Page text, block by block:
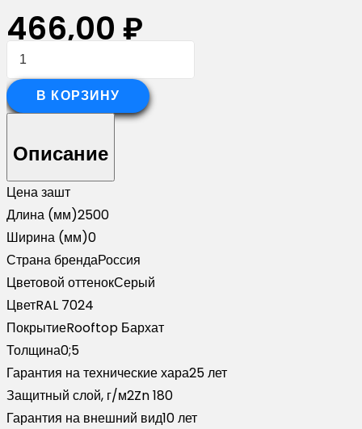
466,00 ₽
Количество
Планка
вертикальная
для
забора
жалюзи
Palermo
0,5
Rooftop
Бархат
RAL
7024
мокрый
асфальт
(2,5м)
В КОРЗИНУ
Описание
Цена зашт
Длина (мм)2500
Ширина (мм)0
Страна брендаРоссия
Цветовой оттенокСерый
ЦветRAL 7024
ПокрытиеRooftop Бархат
Толщина0;5
Гарантия на технические хара25 лет
Защитный слой, г/м2Zn 180
Гарантия на внешний вид10 лет